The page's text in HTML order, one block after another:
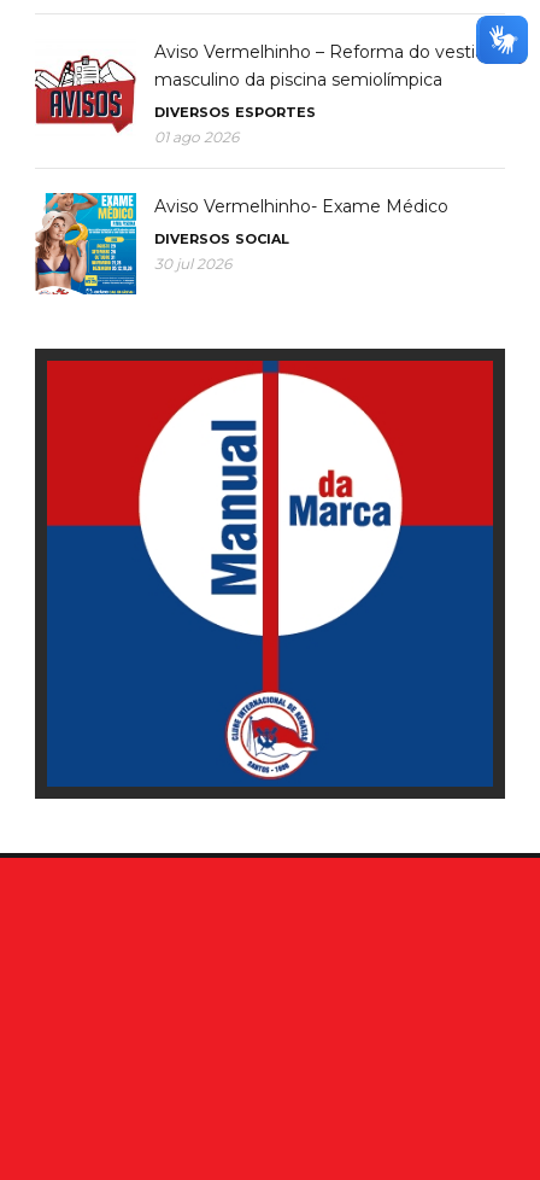
Aviso Vermelhinho – Reforma do vestiário
masculino da piscina semiolímpica
DIVERSOS ESPORTES
01 ago 2026
Aviso Vermelhinho- Exame Médico
DIVERSOS SOCIAL
30 jul 2026